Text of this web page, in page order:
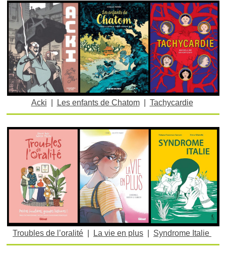
Acki Les enfants de Chatom| Tachycardie
Troubles de l’oralité La vie en plus Syndrome Italie